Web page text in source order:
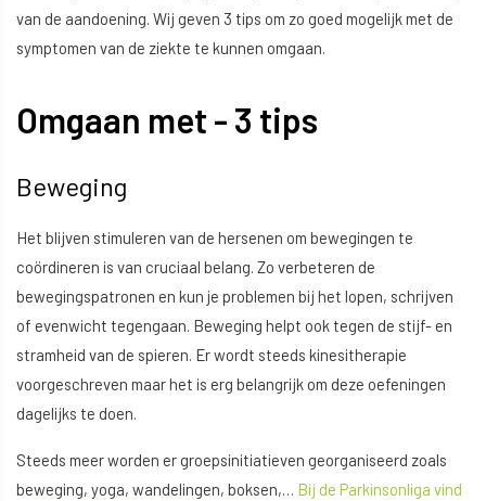
van de aandoening. Wij geven 3 tips om zo goed mogelijk met de
symptomen van de ziekte te kunnen omgaan.
Omgaan met - 3 tips
Beweging
Het blijven stimuleren van de hersenen om bewegingen te
coördineren is van cruciaal belang. Zo verbeteren de
bewegingspatronen en kun je problemen bij het lopen, schrijven
of evenwicht tegengaan. Beweging helpt ook tegen de stijf- en
stramheid van de spieren. Er wordt steeds kinesitherapie
voorgeschreven maar het is erg belangrijk om deze oefeningen
dagelijks te doen.
Steeds meer worden er groepsinitiatieven georganiseerd zoals
beweging, yoga, wandelingen, boksen,… Bij de Parkinsonliga vind